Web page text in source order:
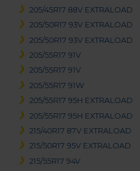
205/45R17 88V EXTRALOAD
205/50R17 93V EXTRALOAD
205/50R17 93V EXTRALOAD
205/55R17 91V
205/55R17 91V
205/55R17 91W
205/55R17 95H EXTRALOAD
205/55R17 95H EXTRALOAD
215/40R17 87V EXTRALOAD
215/50R17 95V EXTRALOAD
215/55R17 94V